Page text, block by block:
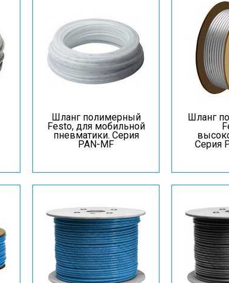
Шланг полимерный
Festo, для мобильной
пневматики. Серия
PAN-MF
Шланг
Серия